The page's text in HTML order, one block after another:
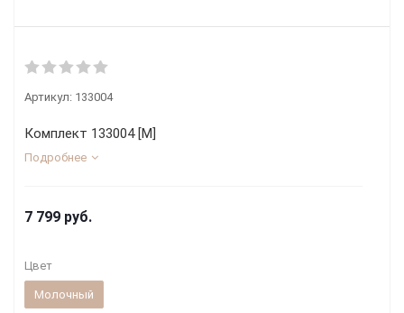
Артикул: 133004
Комплект 133004 [М]
Подробнее
7 799 руб.
Цвет
Молочный